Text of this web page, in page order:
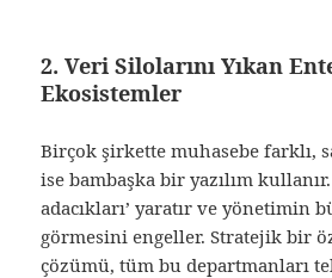
2. Veri Silolarını Yıkan
Ekosistemler
Birçok şirkette muhasebe farklı,
ise bambaşka bir yazılım
adacıkları’ yaratır ve yönetimin
görmesini engeller. Stratejik bir
çözümü, tüm bu departmanları